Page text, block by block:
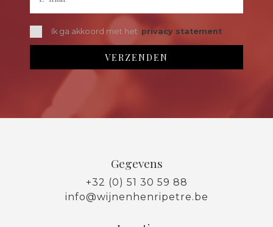
Ik ga akkoord met het privacy statement
Gegevens
+32 (0) 51 30 59 88
info@wijnenhenripetre.be